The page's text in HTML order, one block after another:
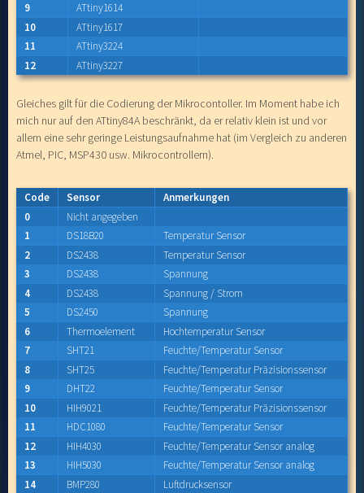
9
ATtiny1614
10
ATtiny1617
11
ATtiny3224
12
ATtiny3227
Gleiches gilt für die Codierung der Mikrocontoller. Im Moment habe ich
mich nur auf den ATtiny84A beschränkt, da er relativ klein ist und vor
allem eine sehr geringe Leistungsaufnahme hat (im Vergleich zu anderen
Atmel, PIC, MSP430 usw. Mikrocontrollern).
Code Sensor
Anmerkungen
0
Nicht angegeben
1
DS18B20
Temperatur Sensor
2
DS2438
Temperatur Sensor
3
DS2438
Spannung
4
DS2438
Spannung / Strom
5
DS2450
Spannung
6
Thermoelement
Hochtemperatur Sensor
7
SHT21
Feuchte/Temperatur Sensor
8
SHT25
Feuchte/Temperatur Präzisionssensor
9
DHT22
Feuchte/Temperatur Sensor
10
HIH9021
Feuchte/Temperatur Präzisionssensor
11
HDC1080
Feuchte/Temperatur Sensor
12
HIH4030
Feuchte/Temperatur Sensor analog
13
HIH5030
Feuchte/Temperatur Sensor analog
14
BMP280
Luftdrucksensor